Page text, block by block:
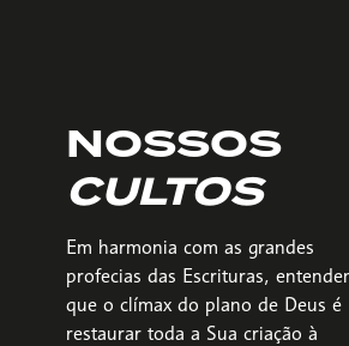
NOSSOS
CULTOS
Em harmonia com as grandes
profecias das Escrituras,
que o clímax do plano de Deus é
restaurar toda a Sua criação à